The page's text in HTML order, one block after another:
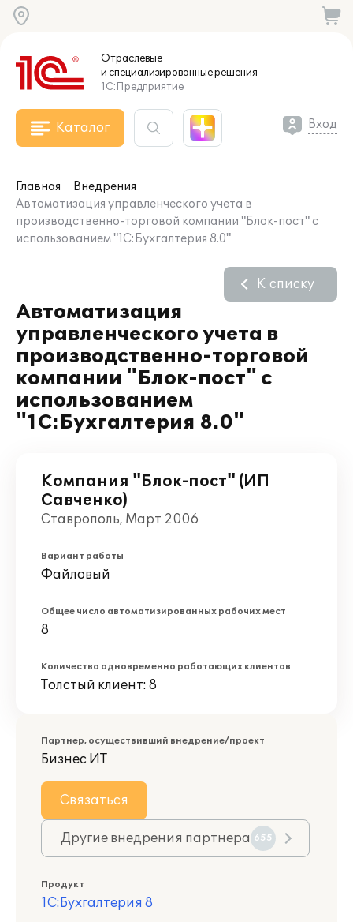
Отраслевые
и специализированныерешения
1С:Предприятие
Каталог Вход
Главная
Внедрения
Автоматизация управленческого учета в
производственно-торговой компании "Блок-пост" с
использованием "1С:Бухгалтерия 8.0"
Автоматизация
управленческого учета в
производственно-торговой
компании "Блок-пост" с
использованием
"1С:Бухгалтерия 8.0"
К списку
Компания "Блок-пост" (ИП
Савченко)
Ставрополь, Март 2006
Вариант работы
Файловый
Общее число автоматизированных рабочих мест
8
Количество одновременно работающих клиентов
Толстый клиент: 8
Партнер, осуществивший внедрение/проект
Бизнес ИТ
Связаться
Другие внедрения партнера 655
Продукт
1С:Бухгалтерия 8